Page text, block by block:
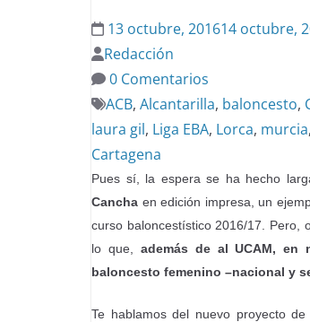
13 octubre, 201614 octubre,
Redacción
0 Comentarios
ACB, Alcantarilla, baloncesto,
laura gil, Liga EBA, Lorca, murcia,
Cartagena
Pues sí, la espera se ha hecho
Cancha en edición impresa, un
curso baloncestístico 2016/17. Pero,
lo que, además de al UCAM, en
baloncesto femenino –nacional y
Te hablamos del nuevo proyecto